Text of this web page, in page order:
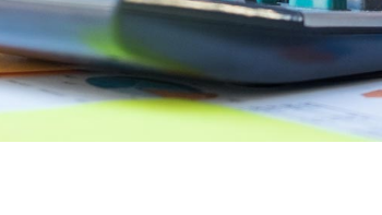
Personeelsadministratie
Detachering